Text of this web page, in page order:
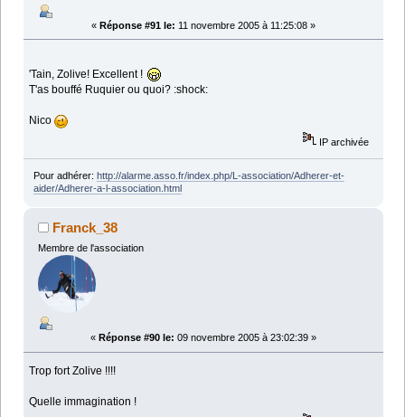
« Réponse #91 le: 11 novembre 2005 à 11:25:08 »
'Tain, Zolive! Excellent !
T'as bouffé Ruquier ou quoi? :shock:
Nico
IP archivée
Pour adhérer: http://alarme.asso.fr/index.php/L-association/Adherer-et-
aider/Adherer-a-l-association.html
Franck_38
Membre de l'association
« Réponse #90 le: 09 novembre 2005 à 23:02:39 »
Trop fort Zolive !!!!
Quelle immagination !